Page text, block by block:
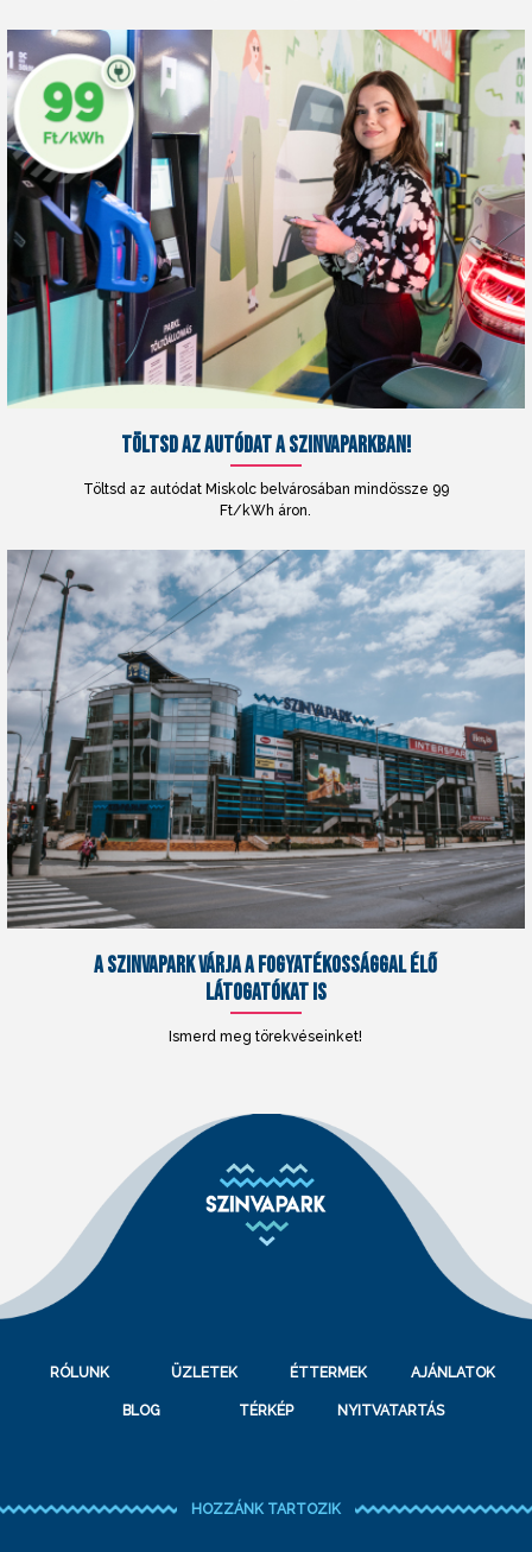
TÖLTSD AZ AUTÓDAT A SZINVAPARKBAN!
Töltsd az autódat Miskolc belvárosában mindössze 99
Ft/kWh áron.
A SZINVAPARK VÁRJA A FOGYATÉKOSSÁGGAL ÉLŐ
LÁTOGATÓKAT IS
Ismerd meg törekvéseinket!
RÓLUNK ÜZLETEK ÉTTERMEK AJÁNLATOK
BLOG TÉRKÉP NYITVATARTÁS
HOZZÁNK TARTOZIK